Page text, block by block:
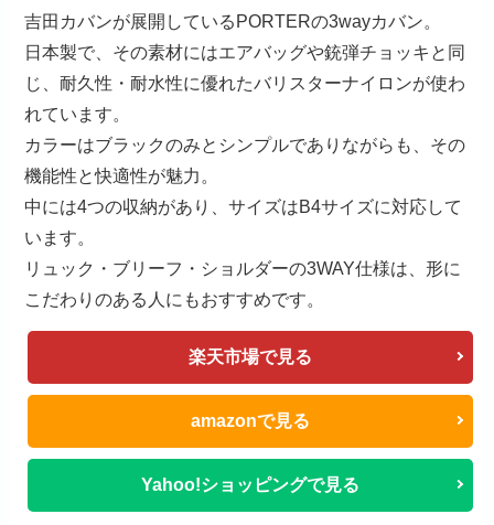
吉田カバンが展開しているPORTERの3wayカバン。
日本製で、その素材にはエアバッグや銃弾チョッキと同
じ、耐久性・耐水性に優れたバリスターナイロンが使わ
れています。
カラーはブラックのみとシンプルでありながらも、その
機能性と快適性が魅力。
中には4つの収納があり、サイズはB4サイズに対応して
います。
リュック・ブリーフ・ショルダーの3WAY仕様は、形に
こだわりのある人にもおすすめです。
楽天市場で見る
amazonで見る
Yahoo!ショッピングで見る